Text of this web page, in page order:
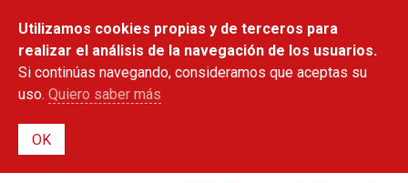
contenido
principal
Utilizamos cookies propias y de terceros para
realizar el análisis de la navegación de los usuarios.
Si continúas navegando, consideramos que aceptas su
uso. Quiero saber más